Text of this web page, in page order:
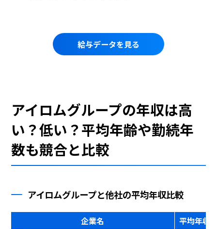
給与データを見る
アイロムグループの年収は高
い？低い？平均年齢や勤続年
数も競合と比較
アイロムグループと他社の平均年収比較
企業名
平均年収